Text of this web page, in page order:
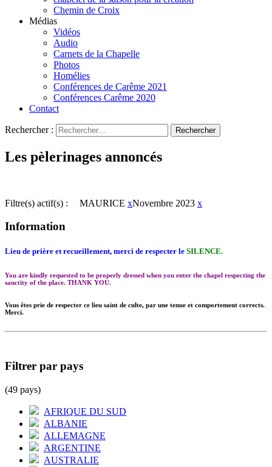
Chemin de Croix
Médias
Vidéos
Audio
Carnets de la Chapelle
Photos
Homélies
Conférences de Carême 2021
Conférences Carême 2020
Contact
Rechercher :
Les pèlerinages annoncés
Filtre(s) actif(s) : MAURICE xNovembre 2023 x
Information
Lieu de prière et recueillement, merci de respecter le SILENCE.
You are kindly requested to be properly dressed when you enter the chapel respecting the
sanctity of the place. THANK YOU.
Vous êtes prie de respecter ce lieu saint de culte, par une tenue et comportement corrects.
Merci.
Filtrer par pays
(49 pays)
AFRIQUE DU SUD
ALBANIE
ALLEMAGNE
ARGENTINE
AUSTRALIE